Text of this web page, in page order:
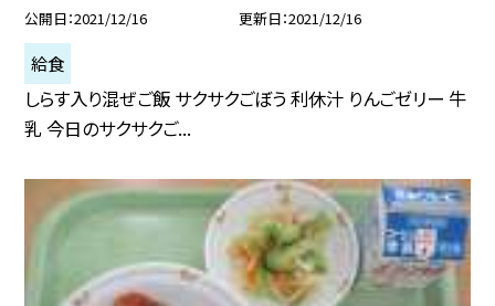
公開日 2021/12/16 更新日 2021/12/16
給食
しらす入り混ぜご飯 サクサクごぼう 利休汁 りんごゼリー 牛
乳 今日のサクサクご...